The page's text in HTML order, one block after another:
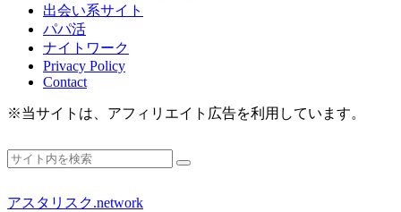
出会い系サイト
パパ活
ナイトワーク
Privacy Policy
Contact
※当サイトは、アフィリエイト広告を利用しています。
アスタリスク.network